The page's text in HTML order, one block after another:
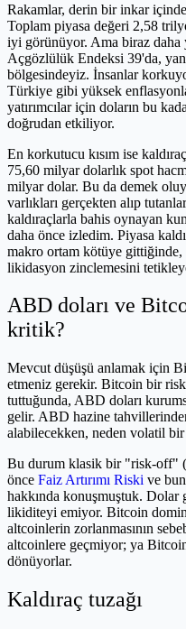
Rakamlar, derin bir inkar
Toplam piyasa değeri 2,58
iyi görünüyor. Ama biraz daha
Açgözlülük Endeksi 39'da,
bölgesindeyiz. İnsanlar
Türkiye gibi yüksek
yatırımcılar için doların bu
doğrudan etkiliyor.
En korkutucu kısım ise
75,60 milyar dolarlık spot
milyar dolar. Bu da demek
varlıkları gerçekten alıp
kaldıraçlarla bahis oynayan
daha önce izledim. Piyasa
makro ortam kötüye
likidasyon zinclemesini
ABD doları ve
kritik?
Mevcut düşüşü anlamak için
etmeniz gerekir. Bitcoin bir
tuttuğunda, ABD doları
gelir. ABD hazine
alabilecekken, neden volatil
Bu durum klasik bir "risk-off"
önce Faiz Artırımı Riski ve
hakkında konuşmuştuk. Dolar
likiditeyi emiyor. Bitcoin
altcoinlerin zorlanmasının
altcoinlere geçmiyor; ya
dönüyorlar.
Kaldıraç tuzağı